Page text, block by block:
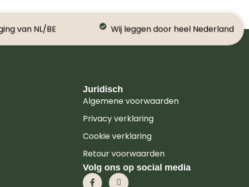
van NL/BE Wij leggen door heel Nederland
Juridisch
Algemene voorwaarden
Privacy verklaring
Cookie verklaring
Retour voorwaarden
Volg ons op social media